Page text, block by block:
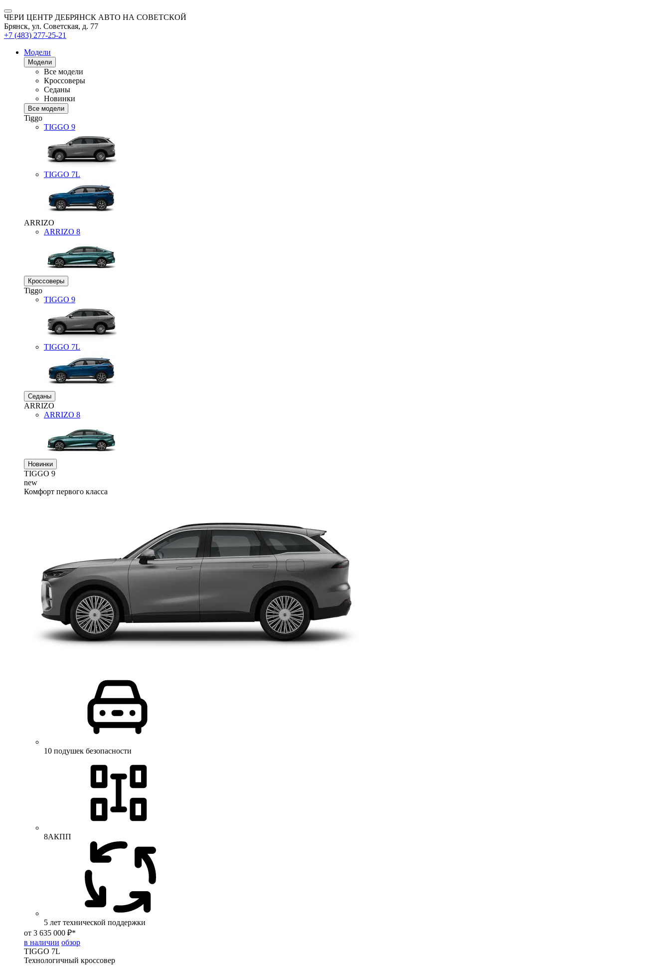
ЧЕРИ ЦЕНТР ДЕБРЯНСК АВТО НА СОВЕТСКОЙ
Брянск, ул. Советская, д. 77
+7 (483) 277-25-21
Модели
Модели
Все модели
Кроссоверы
Седаны
Новинки
Все модели
Tiggo
TIGGO 9
TIGGO 7L
ARRIZO
ARRIZO 8
Кроссоверы
Tiggo
TIGGO 9
TIGGO 7L
Седаны
ARRIZO
ARRIZO 8
Новинки
TIGGO 9
new
Комфорт первого класса
10 подушек безопасности
8АКПП
5 лет технической поддержки
от 3 635 000 ₽*
в наличии обзор
TIGGO 7L
Технологичный кроссовер